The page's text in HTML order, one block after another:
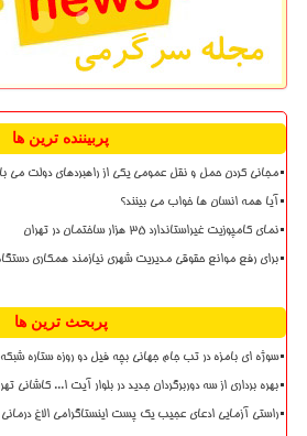
پربیننده ترین ها
مجانی کردن حمل و نقل عمومی یکی از راهبردهای دولت می
آیا همه انسان ها خواب می بینند؟
نمای کامپوزیت غیراستاندارد ۳۵ هزار ساختمان در تهران
برای رفع موانع حقوقی مدیریت شهری نیازمند همکاری
پربحث ترین ها
سوژه ای بامزه در تب جام جهانی بچه فیل دو روزه ستاره
بهره برداری از سه دوربرگردان جدید در بلوار آیت ا... کاشانی
راستی آزمایی ادعای عجیب یک پست اینستاگرامی الاغ